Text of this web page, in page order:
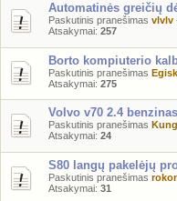
Automatinės greičių
Paskutinis pranešimas vlvlv
Atsakymai: 257
Borto kompiuterio
Paskutinis pranešimas
Atsakymai: 275
Volvo v70 2.4
Paskutinis pranešimas
Atsakymai: 24
S80 langų pakelėjų
Paskutinis pranešimas
Atsakymai: 31